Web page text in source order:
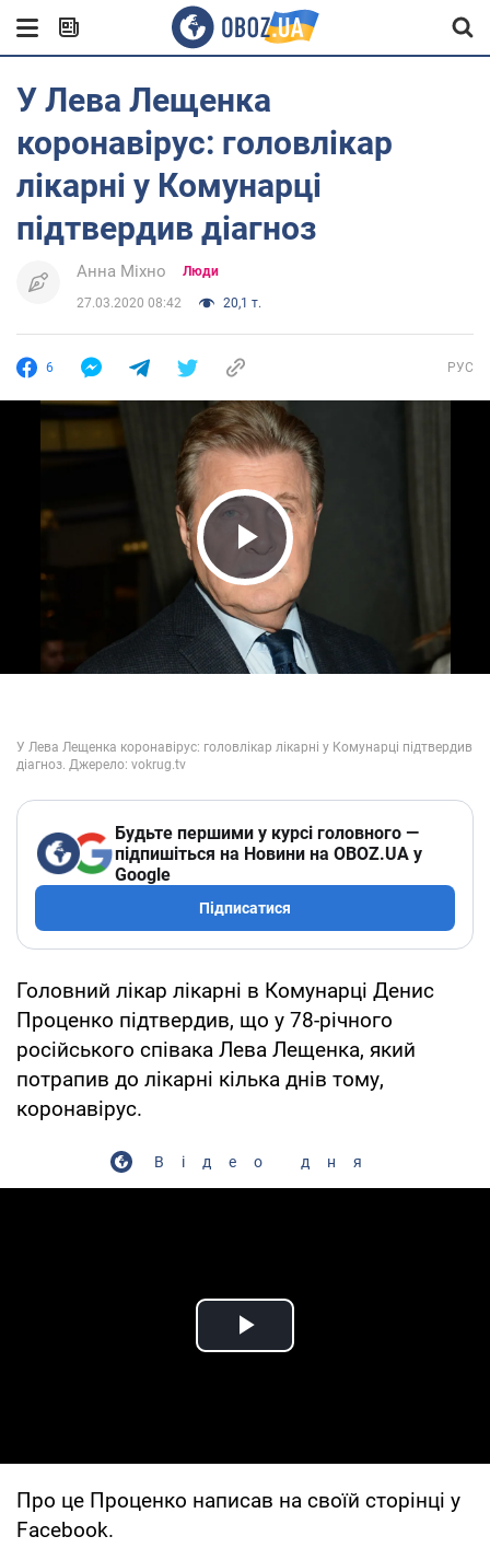
У Лева Лещенка
коронавірус: головлікар
лікарні у Комунарці
підтвердив діагноз
Анна Міхно Люди
27.03.2020 08:42 20,1 т.
6 РУС
Play Video
Будьте першими у курсі головного —
підпишіться на Новини на OBOZ.UA у
Google
Підписатися
Головний лікар лікарні в Комунарці Денис
Проценко підтвердив, що у 78-річного
російського співака Лева Лещенка, який
потрапив до лікарні кілька днів тому,
коронавірус.
Відео дня
Play Video
Про це Проценко написав на своїй сторінці у
Facebook.